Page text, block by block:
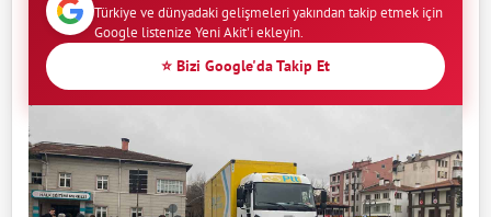
Türkiye ve dünyadaki gelişmeleri yakından takip etmek için
Google listenize Yeni Akit'i ekleyin.
⭐ Bizi Google'da Takip Et